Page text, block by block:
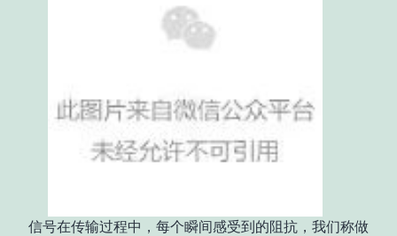
信号在传输过程中，每个瞬间感受到的阻抗，我们称做